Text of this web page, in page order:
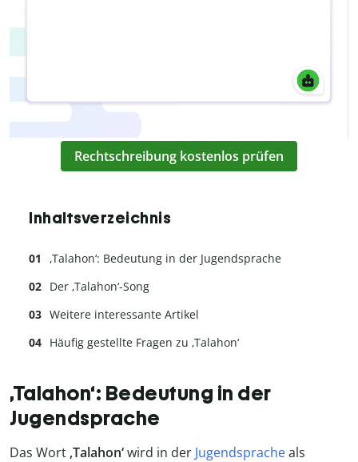
Rechtschreibung kostenlos prüfen
Inhaltsverzeichnis
‚Talahon‘: Bedeutung in der Jugendsprache
Der ‚Talahon‘-Song
Weitere interessante Artikel
Häufig gestellte Fragen zu ‚Talahon‘
‚Talahon‘: Bedeutung in der
Jugendsprache
Das Wort ‚Talahon‘wird in der Jugendspracheals